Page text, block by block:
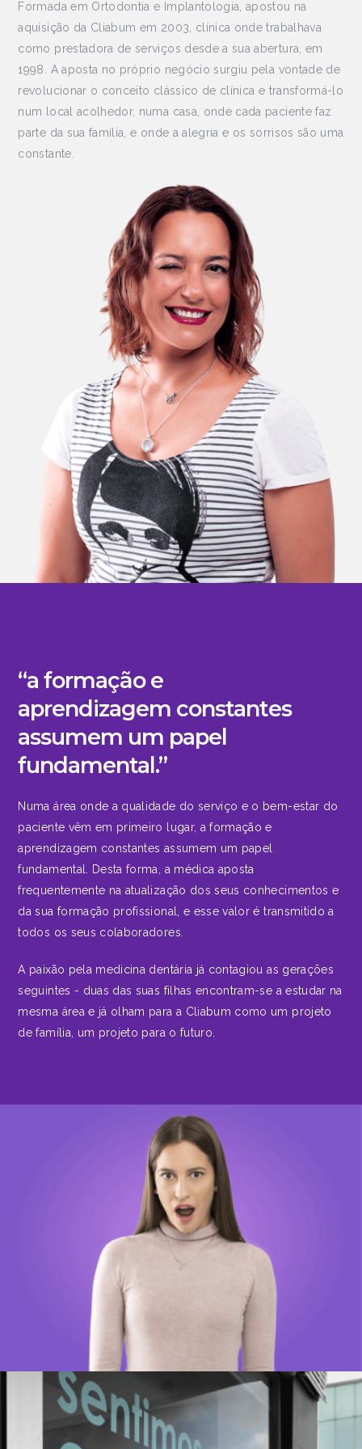
Formada em Ortodontia e Implantologia, apostou na
aquisição da Cliabum em 2003, clínica onde trabalhava
como prestadora de serviços desde a sua abertura, em
1998. A aposta no próprio negócio surgiu pela vontade de
revolucionar o conceito clássico de clínica e transformá-lo
num local acolhedor, numa casa, onde cada paciente faz
parte da sua família, e onde a alegria e os sorrisos são uma
constante.
“a formação e
aprendizagem constantes
assumem um papel
fundamental.”
Numa área onde a qualidade do serviço e o bem-estar do
paciente vêm em primeiro lugar, a formação e
aprendizagem constantes assumem um papel
fundamental. Desta forma, a médica aposta
frequentemente na atualização dos seus conhecimentos e
da sua formação profissional, e esse valor é transmitido a
todos os seus colaboradores.
A paixão pela medicina dentária já contagiou as gerações
seguintes - duas das suas filhas encontram-se a estudar na
mesma área e já olham para a Cliabum como um projeto
de família, um projeto para o futuro.